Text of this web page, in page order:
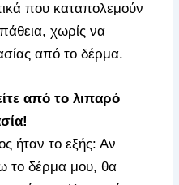
που καταπολεμούν
χωρίς να
από το δέρμα.
από το λιπαρό
ήταν το εξής: Αν
το δέρμα μου, θα